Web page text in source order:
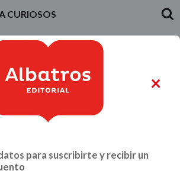
CURIOSOS
PRODUCTOS
GASTRONOMÍA
y Juveniles - Ciencia para curiosos
×
para suscribirte y recibir un